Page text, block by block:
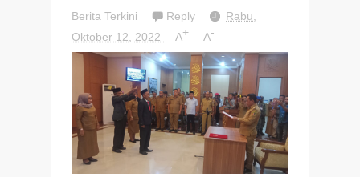
Berita Terkini Reply
Rabu,
Oktober 12, 2022
A+ A-